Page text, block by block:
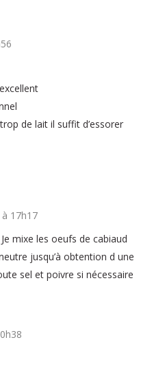
de lait il suffit d’essorer
à 17h17
mixe les oeufs de cabiaud
jusqu’à obtention d une
sel et poivre si nécessaire